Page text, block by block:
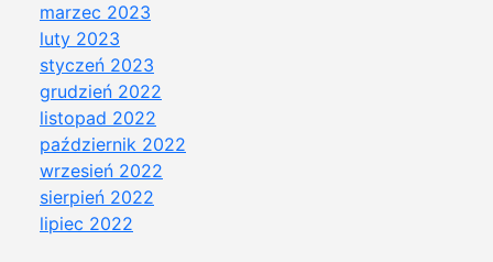
marzec 2023
luty 2023
styczeń 2023
grudzień 2022
listopad 2022
październik 2022
wrzesień 2022
sierpień 2022
lipiec 2022